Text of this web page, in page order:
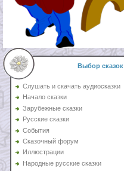
Выбор сказок
Слушать и скачать аудиосказки
Начало сказки
Зарубежные сказки
Русские сказки
События
Сказочный форум
Иллюстрации
Народные русские сказки